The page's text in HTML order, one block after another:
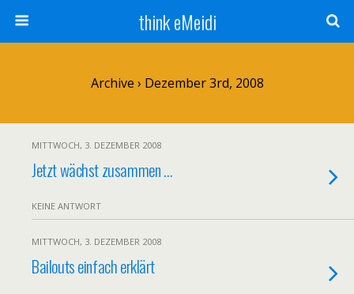
think eMeidi
Archive › Dezember 3rd, 2008
MITTWOCH, 3. DEZEMBER 2008
Jetzt wächst zusammen …
KEINE ANTWORT
MITTWOCH, 3. DEZEMBER 2008
Bailouts einfach erklärt